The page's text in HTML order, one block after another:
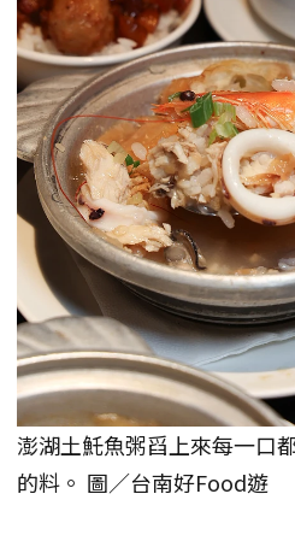
澎湖土魠魚粥舀上來每一口
的料。 圖／台南好Food遊